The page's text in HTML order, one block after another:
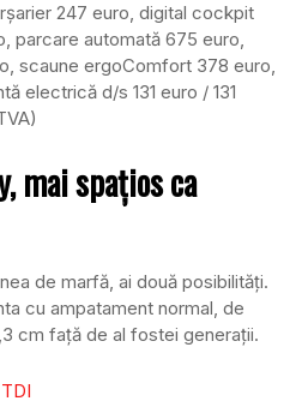
247 euro, digital cockpit
parcare automată 675 euro,
scaune ergoComfort 378 euro,
electrică d/s 131 euro / 131
mai spațios ca
de marfă, ai două posibilități.
cu ampatament normal, de
cm față de al fostei generații.